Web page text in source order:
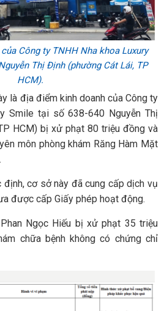
Công ty TNHH Nha khoa Luxury
Thị Định (phường Cát Lái, TP
HCM).
là địa điểm kinh doanh của Công ty
Smile tại số 638-640 Nguyễn Thị
HCM) bị xử phạt 80 triệu đồng và
môn phòng khám Răng Hàm Mặt
định, cơ sở này đã cung cấp dịch vụ
được cấp Giấy phép hoạt động.
Ngọc Hiếu bị xử phạt 35 triệu
chữa bệnh không có chứng chỉ